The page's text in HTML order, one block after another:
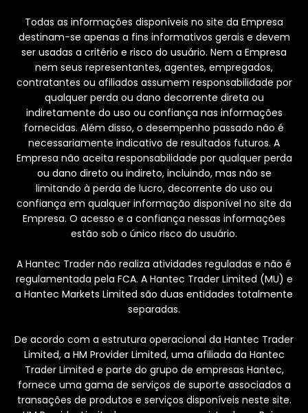
Todas as informações disponíveis no site da Empresa
destinam-se apenas a fins informativos gerais e devem
ser usadas a critério e risco do usuário. Nem a Empresa
nem seus representantes, agentes, empregados,
contratantes ou afiliados assumem responsabilidade por
qualquer perda ou dano decorrente direta ou
indiretamente do uso ou confiança nas informações
fornecidas. Além disso, o desempenho passado não é
necessariamente indicativo de resultados futuros. A
Empresa não aceita responsabilidade por qualquer perda
ou dano direto ou indireto, incluindo, mas não se
limitando à perda de lucro, decorrente do uso ou
confiança em qualquer informação disponível no site da
Empresa. O acesso e a confiança nessas informações
estão sob o único risco do usuário.
A Hantec Trader não realiza atividades reguladas e não é
regulamentada pela FCA. A Hantec Trader Limited (MU) e
a Hantec Markets Limited são duas entidades totalmente
separadas.
De acordo com a estrutura operacional da Hantec Trader
Limited, a HM Provider Limited, uma afiliada da Hantec
Trader Limited e parte do grupo de empresas Hantec,
fornece uma gama de serviços de suporte associados a
transações de produtos e serviços disponíveis neste site.